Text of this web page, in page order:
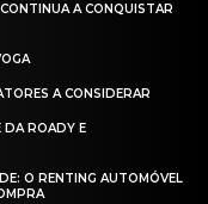
A CONQUISTAR
A CONSIDERAR
DA ROADY E
O RENTING AUTOMÓVEL